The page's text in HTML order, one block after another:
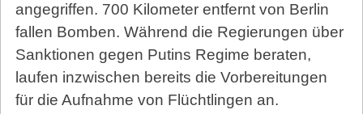
angegriffen. 700 Kilometer entfernt von Berlin
fallen Bomben. Während die Regierungen über
Sanktionen gegen Putins Regime beraten,
laufen inzwischen bereits die Vorbereitungen
für die Aufnahme von Flüchtlingen an.